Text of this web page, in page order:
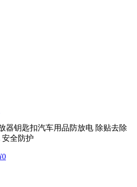
器钥匙扣汽车用品防放电 除贴去除
安全防护